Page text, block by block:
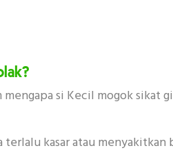
si Kecil mogok sikat
kasar atau menyakitkan